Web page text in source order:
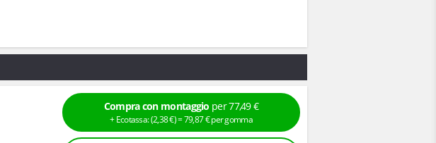
Compra con montaggio per 77,49 €
+ Ecotassa: (2,38€ ) =79,87€per gomma